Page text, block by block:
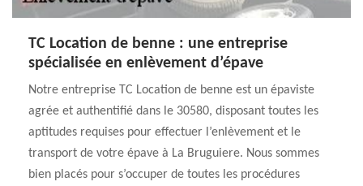
TC Location de benne : une entreprise
spécialisée en enlèvement d’épave
Notre entreprise TC Location de benne est un épaviste
agrée et authentifié dans le 30580, disposant toutes les
aptitudes requises pour effectuer l’enlèvement et le
transport de votre épave à La Bruguiere. Nous sommes
bien placés pour s’occuper de toutes les procédures